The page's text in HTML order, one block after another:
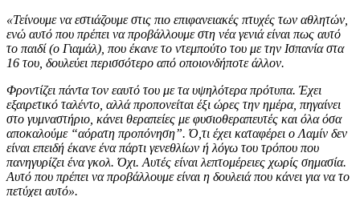
«Τείνουμε να εστιάζουμε στις πιο επιφανειακές πτυχές των αθλητών,
ενώ αυτό που πρέπει να προβάλλουμε στη νέα γενιά είναι πως αυτό
το παιδί (ο Γιαμάλ), που έκανε το ντεμπούτο του με την Ισπανία στα
16 του, δουλεύει περισσότερο από οποιονδήποτε άλλον.
Φροντίζει πάντα τον εαυτό του με τα υψηλότερα πρότυπα. Έχει
εξαιρετικό ταλέντο, αλλά προπονείται έξι ώρες την ημέρα, πηγαίνει
στο γυμναστήριο, κάνει θεραπείες με φυσιοθεραπευτές και όλα όσα
αποκαλούμε “αόρατη προπόνηση”. Ό,τι έχει καταφέρει ο Λαμίν δεν
είναι επειδή έκανε ένα πάρτι γενεθλίων ή λόγω του τρόπου που
πανηγυρίζει ένα γκολ. Όχι. Αυτές είναι λεπτομέρειες χωρίς σημασία.
Αυτό που πρέπει να προβάλλουμε είναι η δουλειά που κάνει για να το
πετύχει αυτό».